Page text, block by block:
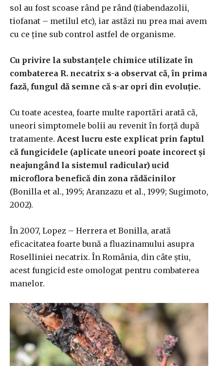
sol au fost scoase rând pe rând (tiabendazolii,
tiofanat – metilul etc), iar astăzi nu prea mai avem
cu ce ține sub control astfel de organisme.
Cu privire la substanțele chimice utilizate în
combaterea R. necatrix s-a observat că, în prima
fază, fungul dă semne că s-ar opri din evoluție.
Cu toate acestea, foarte multe raportări arată că,
uneori simptomele bolii au revenit în forță după
tratamente. Acest lucru este explicat prin faptul
că fungicidele (aplicate uneori poate incorect și
neajungând la sistemul radicular) ucid
microflora benefică din zona rădăcinilor
(Bonilla et al., 1995; Aranzazu et al., 1999; Sugimoto,
2002).
În 2007, Lopez – Herrera et Bonilla, arată
eficacitatea foarte bună a fluazinamului asupra
Roselliniei necatrix. În România, din câte știu,
acest fungicid este omologat pentru combaterea
manelor.